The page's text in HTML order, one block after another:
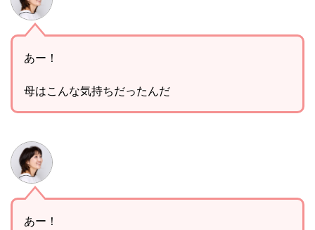
あー！
母はこんな気持ちだったんだ
あー！